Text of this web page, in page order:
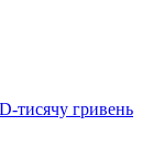
тисячу гривень